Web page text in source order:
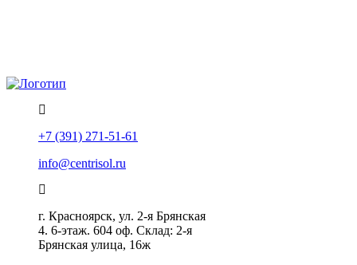
+7 (391) 271-51-61
info@centrisol.ru
г. Красноярск, ул. 2-я Брянская
4. 6-этаж. 604 оф. Склад: 2-я
Брянская улица, 16ж